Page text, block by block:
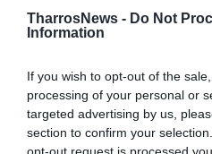
TharrosNews - Do Not
Information
If you wish to opt-out of the
processing of your personal or
targeted advertising by us,
section to confirm your